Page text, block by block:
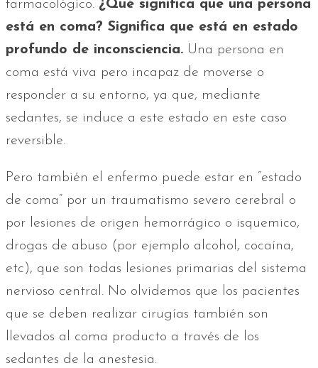
farmacológico. ¿Qué significa que una persona
está en coma? Significa que está en estado
profundo de inconsciencia. Una persona en
coma está viva pero incapaz de moverse o
responder a su entorno, ya que, mediante
sedantes, se induce a este estado en este caso
reversible.
Pero también el enfermo puede estar en “estado
de coma” por un traumatismo severo cerebral o
por lesiones de origen hemorrágico o isquemico,
drogas de abuso (por ejemplo alcohol, cocaína,
etc), que son todas lesiones primarias del sistema
nervioso central. No olvidemos que los pacientes
que se deben realizar cirugías también son
llevados al coma producto a través de los
sedantes de la anestesia.